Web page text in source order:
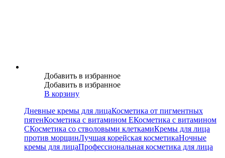
Добавить в избранное
Добавить в избранное
В корзину
Дневные кремы для лицаКосметика от пигментных
пятенКосметика с витамином ЕКосметика с витамином
СКосметика со стволовыми клеткамиКремы для лица
против морщинЛучшая корейская косметикаНочные
кремы для лицаПрофессиональная косметика для лица